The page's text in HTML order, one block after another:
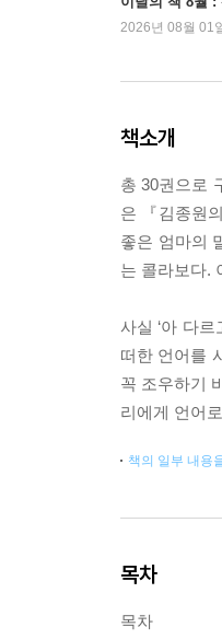
2026년 08월 01
책소개
총 30권으로
은 『김종원
좋은 엄마의
는 콜라보다.
사실 ‘아 다
떠한 언어를
꼭 조우하기
리에게 언어
책의 일부 내용
목차
목차